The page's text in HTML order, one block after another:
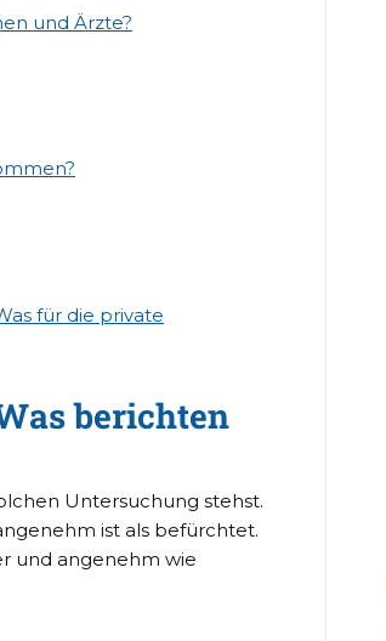
und Ärzte?
für die private
berichten
Untersuchung stehst.
ist als befürchtet.
und angenehm wie